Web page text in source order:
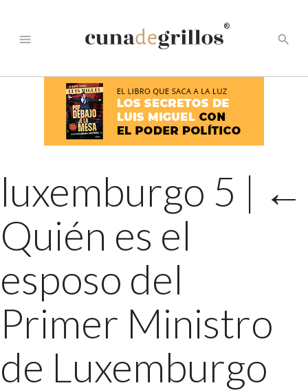
menu
®
search
luxemburgo 5 | ←
Quién es el
esposo del
Primer Ministro
de Luxemburgo